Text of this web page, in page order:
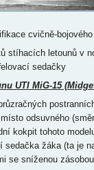
cvičně-bojového
letounů v
sedačky
UTI MiG-15
odsuvného
kokpit tohoto
žáka (ta je
se sníženou